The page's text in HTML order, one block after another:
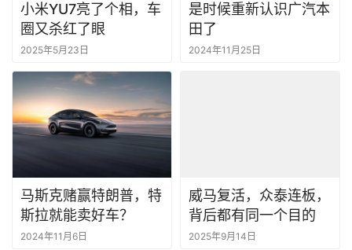
小米YU7亮了个相，车
圈又杀红了眼
2025年5月23日
是时候重新认识广汽本
田了
2024年11月25日
马斯克赌赢特朗普，特
斯拉就能卖好车？
2024年11月6日
威马复活，众泰连板，
背后都有同一个目的
2025年9月14日